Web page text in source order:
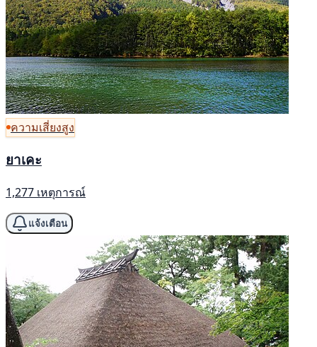
ความเสี่ยงสูง
ยาเคะ
1,277 เหตุการณ์
แจ้งเตือน